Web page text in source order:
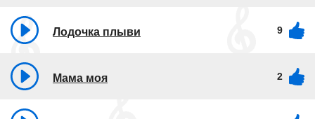
Лодочка плыви 9
Мама моя 2